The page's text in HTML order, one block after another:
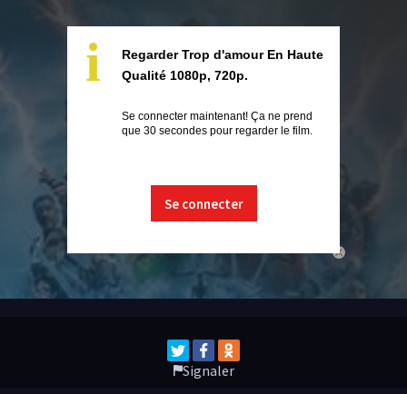
close
i
Regarder Trop d'amour En Haute
Qualité 1080p, 720p.
Se connecter maintenant! Ça ne prend
que 30 secondes pour regarder le film.
Se connecter
Signaler